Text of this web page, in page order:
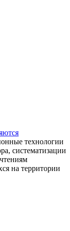
технологии
систематизации
на территории